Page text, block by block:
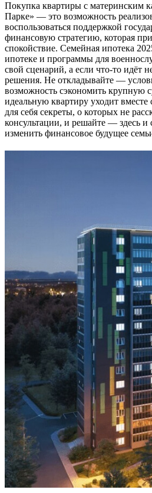
Покупка квартиры с материнским
Парке» — это возможность
воспользоваться поддержкой
финансовую стратегию, которая
спокойствие. Семейная ипотека
ипотеке и программы для
свой сценарий, а если что-то идёт
решения. Не откладывайте —
возможность сэкономить крупную
идеальную квартиру уходит
для себя секреты, о которых не
консультации, и решайте — здесь
изменить финансовое будущее